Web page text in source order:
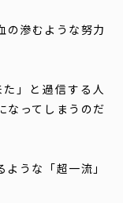
の滲むような努力
」と過信する人
なってしまうのだ
うな「超一流」